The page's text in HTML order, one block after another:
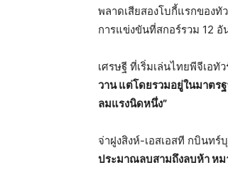
พลาดเสียสองโบกี้แรกของทั
การแข่งขันที่สกอร์รวม 12 อั
เศรษฐี ที่เริ่มเล่นไทยพีจีเอทั
วาน แต่โดยรวมอยู่ในมาตร
ลมแรงนิดหนึ่ง”
จ่าฝูงสิงห์-เอสเอสที กบินทร์
ประมาณลบสามถึงลบห้า หม